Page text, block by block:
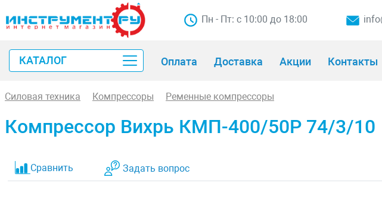
Пн - Пт: с 10:00 до 18:00
КАТАЛОГ Оплата Доставка Акции Контакты
Силовая техника Компрессоры Ременные компрессоры
Компрессор Вихрь КМП-400/50Р 74/3/10
Сравнить Задать вопрос